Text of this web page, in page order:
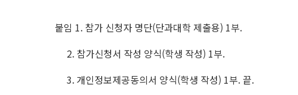
붙임 1. 참가 신청자 명단(단과대학 제출용) 1부.
2. 참가신청서 작성 양식(학생 작성) 1부.
3. 개인정보제공동의서 양식(학생 작성) 1부. 끝.